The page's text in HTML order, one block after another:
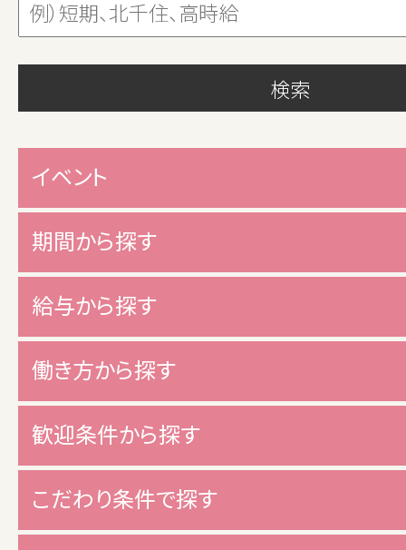
イベント
期間から探す
給与から探す
働き方から探す
歓迎条件から探す
こだわり条件で探す